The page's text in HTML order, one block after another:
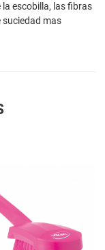
escobilla, las fibras
suciedad mas